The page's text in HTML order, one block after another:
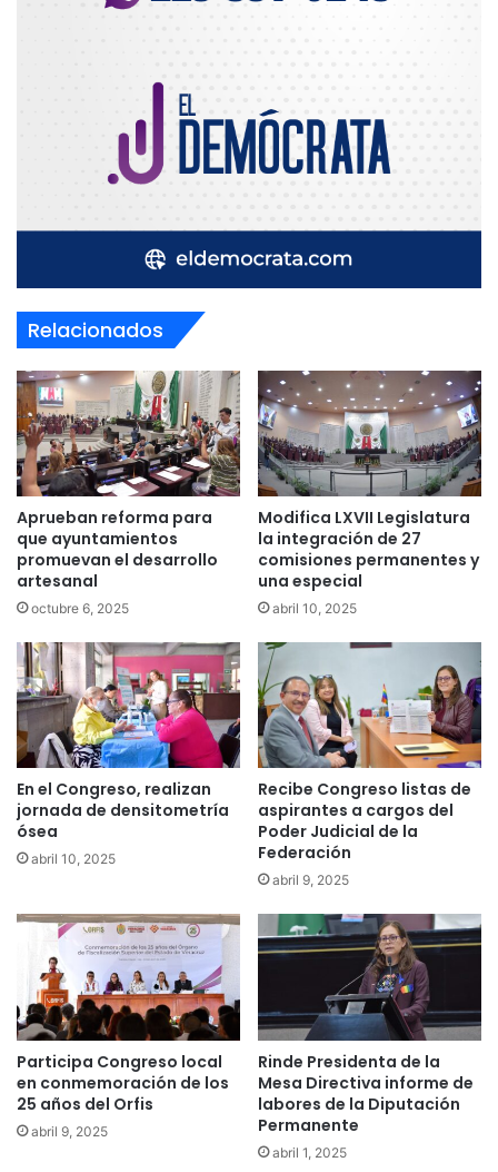
Relacionados
Aprueban reforma para
que ayuntamientos
promuevan el desarrollo
artesanal
octubre 6, 2025
Modifica LXVII Legislatura
la integración de 27
comisiones permanentes y
una especial
abril 10, 2025
En el Congreso, realizan
jornada de densitometría
ósea
abril 10, 2025
Recibe Congreso listas de
aspirantes a cargos del
Poder Judicial de la
Federación
abril 9, 2025
Participa Congreso local
en conmemoración de los
25 años del Orfis
abril 9, 2025
Rinde Presidenta de la
Mesa Directiva informe de
labores de la Diputación
Permanente
abril 1, 2025